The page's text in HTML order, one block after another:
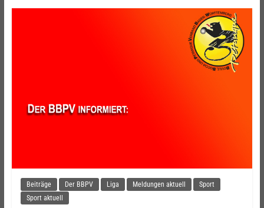
Beiträge Der BBPV Liga Meldungen aktuell
Sport
Sport aktuell